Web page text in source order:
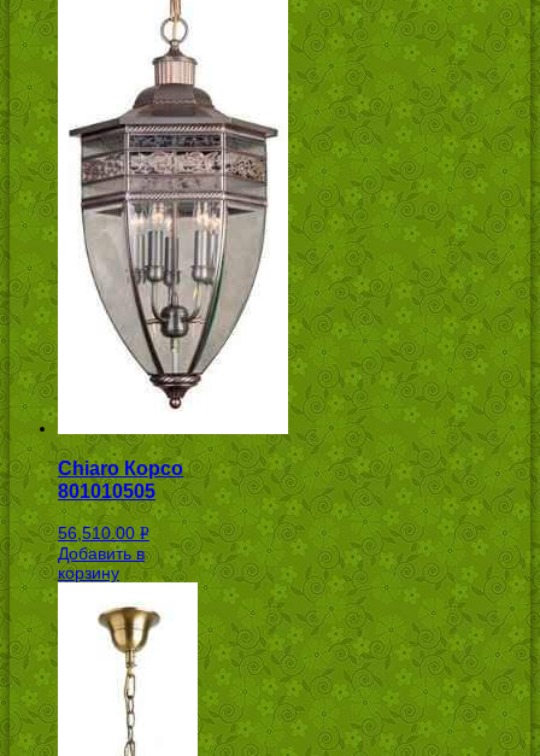
Chiaro Корсо
801010505
56,510.00Р
УБ.
Добавить в
корзину